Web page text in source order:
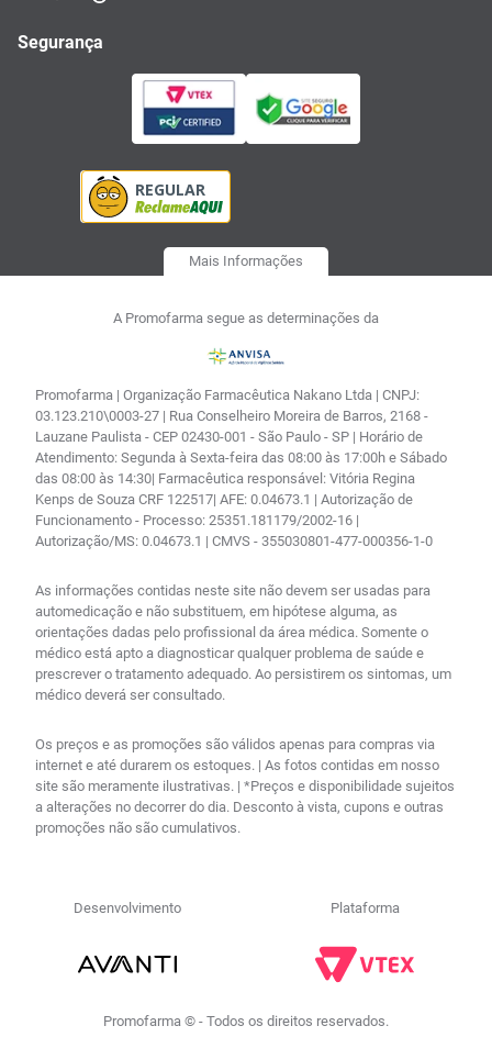
Segurança
Mais Informações
A Promofarma segue as determinações da
Promofarma | Organização Farmacêutica Nakano Ltda | CNPJ:
03.123.210\0003-27 | Rua Conselheiro Moreira de Barros, 2168 -
Lauzane Paulista - CEP 02430-001 - São Paulo - SP | Horário de
Atendimento: Segunda à Sexta-feira das 08:00 às 17:00h e Sábado
das 08:00 às 14:30| Farmacêutica responsável: Vitória Regina
Kenps de Souza CRF 122517| AFE: 0.04673.1 | Autorização de
Funcionamento - Processo: 25351.181179/2002-16 |
Autorização/MS: 0.04673.1 | CMVS - 355030801-477-000356-1-0
As informações contidas neste site não devem ser usadas para
automedicação e não substituem, em hipótese alguma, as
orientações dadas pelo profissional da área médica. Somente o
médico está apto a diagnosticar qualquer problema de saúde e
prescrever o tratamento adequado. Ao persistirem os sintomas, um
médico deverá ser consultado.
Os preços e as promoções são válidos apenas para compras via
internet e até durarem os estoques. | As fotos contidas em nosso
site são meramente ilustrativas. | *Preços e disponibilidade sujeitos
a alterações no decorrer do dia. Desconto à vista, cupons e outras
promoções não são cumulativos.
Desenvolvimento Plataforma
Promofarma © - Todos os direitos reservados.